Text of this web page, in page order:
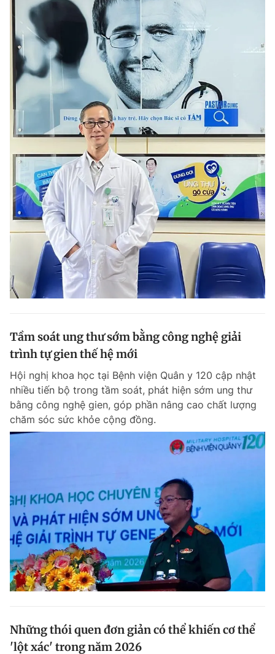
Tầm soát ung thư sớm bằng công nghệ giải
trình tự gien thế hệ mới
Hội nghị khoa học tại Bệnh viện Quân y 120 cập nhật
nhiều tiến bộ trong tầm soát, phát hiện sớm ung thư
bằng công nghệ gien, góp phần nâng cao chất lượng
chăm sóc sức khỏe cộng đồng.
Những thói quen đơn giản có thể khiến cơ thể
'lột xác' trong năm 2026